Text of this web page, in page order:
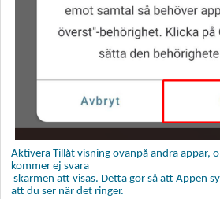
Aktivera Tillåt visning ovanpå andra appar,
kommer ej svara
skärmen att visas. Detta gör så att Appen
att du ser när det ringer.